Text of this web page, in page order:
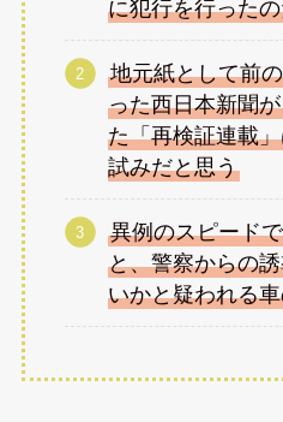
に犯行を行った
地元紙として前
った西日本新聞
た「再検証連載
試みだと思う
異例のスピード
と、警察からの
いかと疑われる